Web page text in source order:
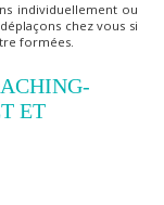
individuellement ou
chez vous si
formées.
ET